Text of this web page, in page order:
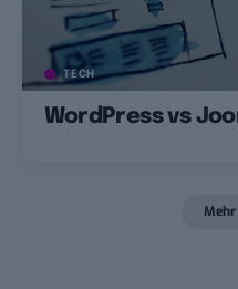
TECH
WordPress vs
Mehr